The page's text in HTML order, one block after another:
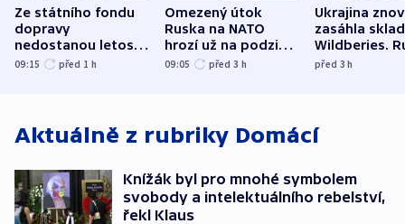
Ze státního fondu
dopravy
nedostanou letos
kraje na silnice ani
09:15 před 1 h
Omezený útok
Ruska na NATO
hrozí už na podzim,
varují tajné služby
09:05 před 3 h
Ukrajina
zasáhla
Wildberies.
útočili v
před 3h
Aktuálně z rubriky Domácí
Knížák byl pro mnohé symbolem
svobody a intelektuálního rebelství,
řekl Klaus